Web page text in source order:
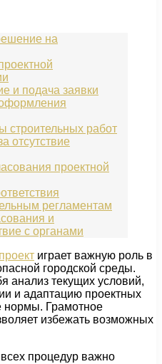
на
и подача заявки
строительных работ
отсутствие
проектной
регламентам
и
с органами
играет важную роль в
городской среды.
анализ текущих условий,
и адаптацию проектных
Грамотное
избежать возможных
процедур важно